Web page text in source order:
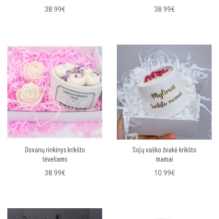
38.99€ 38.99€
Dovanų rinkinys krikšto
tėveliams
38.99€
Sojų vaško žvakė krikšto
mamai
10.99€